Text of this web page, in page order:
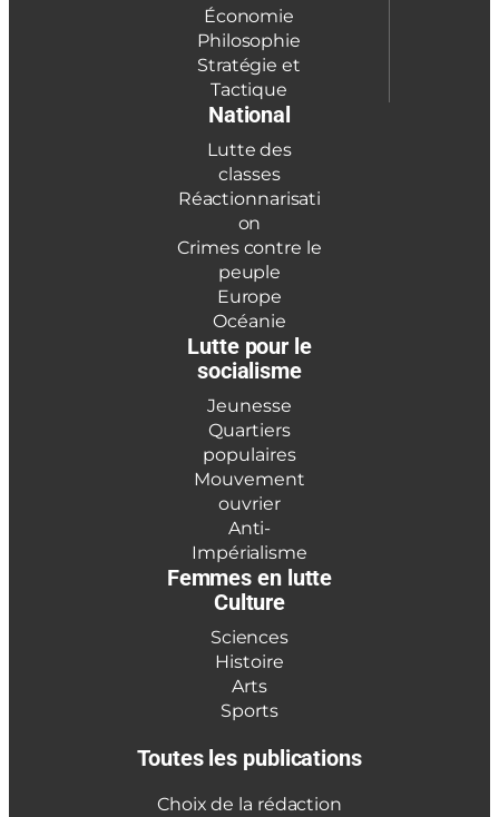
Économie
Philosophie
Stratégie et
Tactique
National
Lutte des
classes
Réactionnarisati
on
Crimes contre le
peuple
Europe
Océanie
Lutte pour le
socialisme
Jeunesse
Quartiers
populaires
Mouvement
ouvrier
Anti-
Impérialisme
Femmes en lutte
Culture
Sciences
Histoire
Arts
Sports
Toutes les publications
Choix de la rédaction